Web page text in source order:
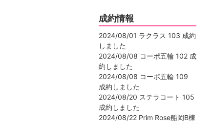
成約情報
2024/08/01 ラクラス 103 成約
しました
2024/08/08 コーポ五輪 102 成
約しました
2024/08/08 コーポ五輪 109
成約しました
2024/08/20 ステラコート 105
成約しました
2024/08/22 Prim Rose船岡B棟